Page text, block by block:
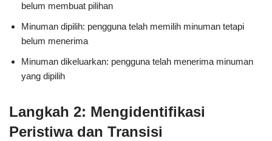
belum membuat pilihan
Minuman dipilih: pengguna telah memilih minuman tetapi
belum menerima
Minuman dikeluarkan: pengguna telah menerima minuman
yang dipilih
Langkah 2: Mengidentifikasi
Peristiwa dan Transisi